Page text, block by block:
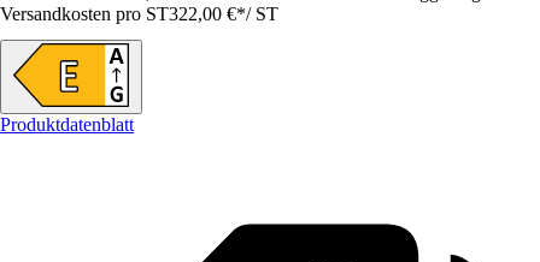
Versandkosten pro ST322,00 €*/ ST
Produktdatenblatt